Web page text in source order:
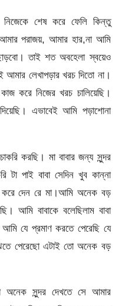
শেষ করে ফেলি কিন্তু
পরাজয়, আমার হার,না আমি
তাই শত অবহেলা স্বয়েও
আমার লেখাপড়ার খরচ দিতো না।
করে নিজের খরচ চালিয়েছি।
এভাবেই আমি পড়াশোনা
করছি। মা বাবার জন্য সুন্দর
টা পাই বাবা সেদিন খুব কান্না
দেন রে মা।আমি অনেক বড়
আমি বাবাকে বলেছিলাম বাবা
যে প্রমাণ করতে পেরেছি যে
পেরেছো এটাই তো অনেক বড়
সুন্দর দেখতে সে আমার